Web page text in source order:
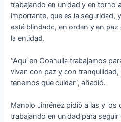
trabajando en unidad y en torno
importante, que es la seguridad,
está blindado, en orden y en
la entidad.
“Aquí en Coahuila trabajamos
vivan con paz y con tranquilidad,
tenemos que cuidar”, añadió.
Manolo Jiménez pidió a las y los
trabajando en unidad para